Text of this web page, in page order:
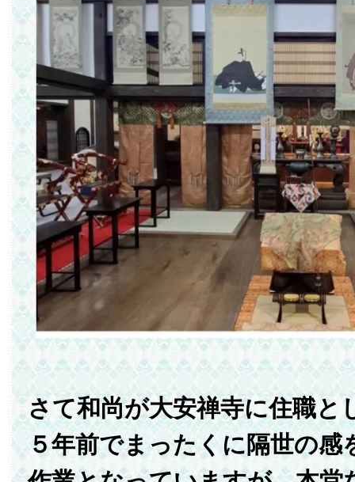
さて和尚が大安禅寺に住職と
５年前でまったくに隔世の感